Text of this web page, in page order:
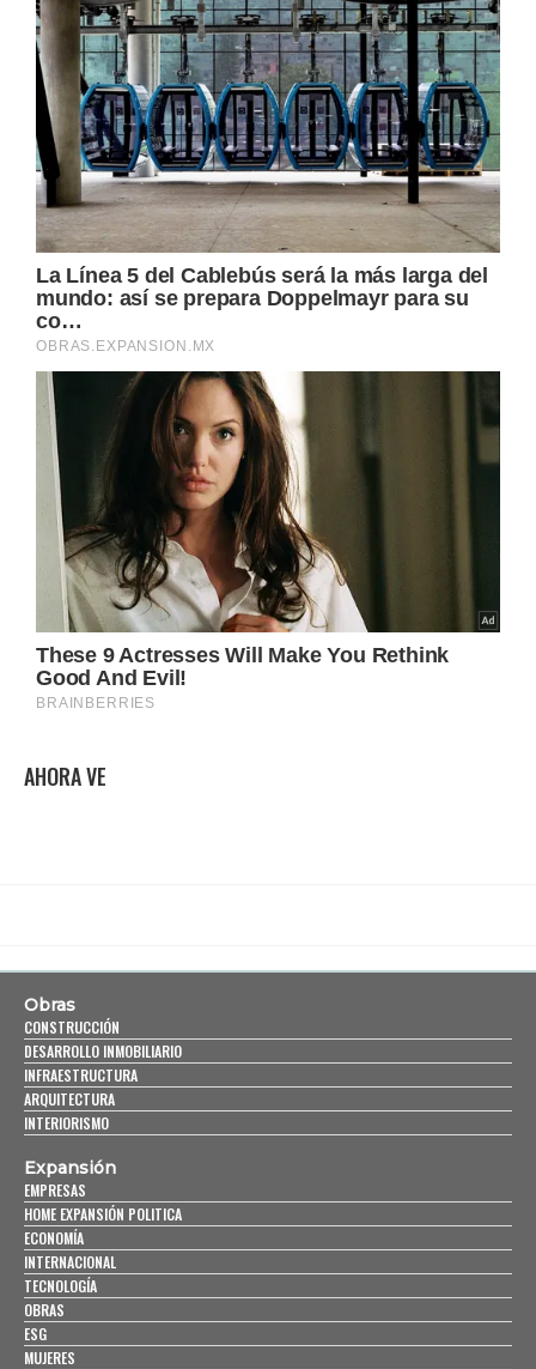
AHORA VE
Obras
CONSTRUCCIÓN
DESARROLLO INMOBILIARIO
INFRAESTRUCTURA
ARQUITECTURA
INTERIORISMO
Expansión
EMPRESAS
HOME EXPANSIÓN POLITICA
ECONOMÍA
INTERNACIONAL
TECNOLOGÍA
OBRAS
ESG
MUJERES